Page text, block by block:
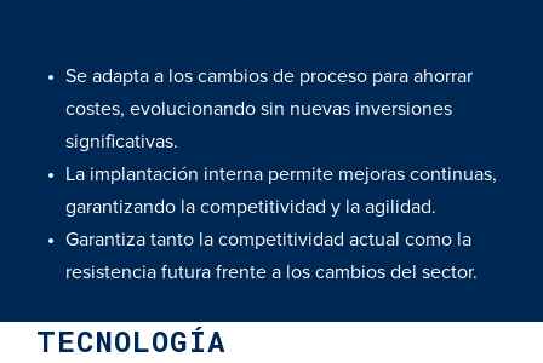
Se adapta a los cambios de proceso para ahorrar
costes, evolucionando sin nuevas inversiones
significativas.
La implantación interna permite mejoras continuas,
garantizando la competitividad y la agilidad.
Garantiza tanto la competitividad actual como la
resistencia futura frente a los cambios del sector.
TECNOLOGÍA